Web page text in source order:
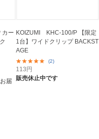
ー
お届
KOIZUMI KHC-100/P 【限定
1台】ワイドクリップ BACKST
AGE
(2)
113 円
販売休止中です